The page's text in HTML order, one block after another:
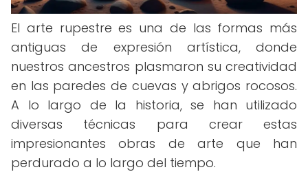
El arte rupestre es una de las formas más
antiguas de expresión artística, donde
nuestros ancestros plasmaron su creatividad
en las paredes de cuevas y abrigos rocosos.
A lo largo de la historia, se han utilizado
diversas técnicas para crear estas
impresionantes obras de arte que han
perdurado a lo largo del tiempo.